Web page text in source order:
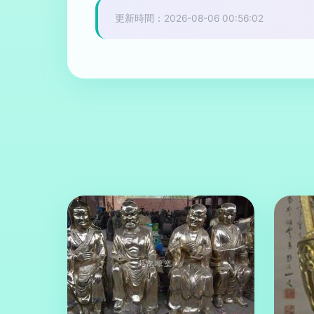
更新時間：2026-08-06 00:56:02